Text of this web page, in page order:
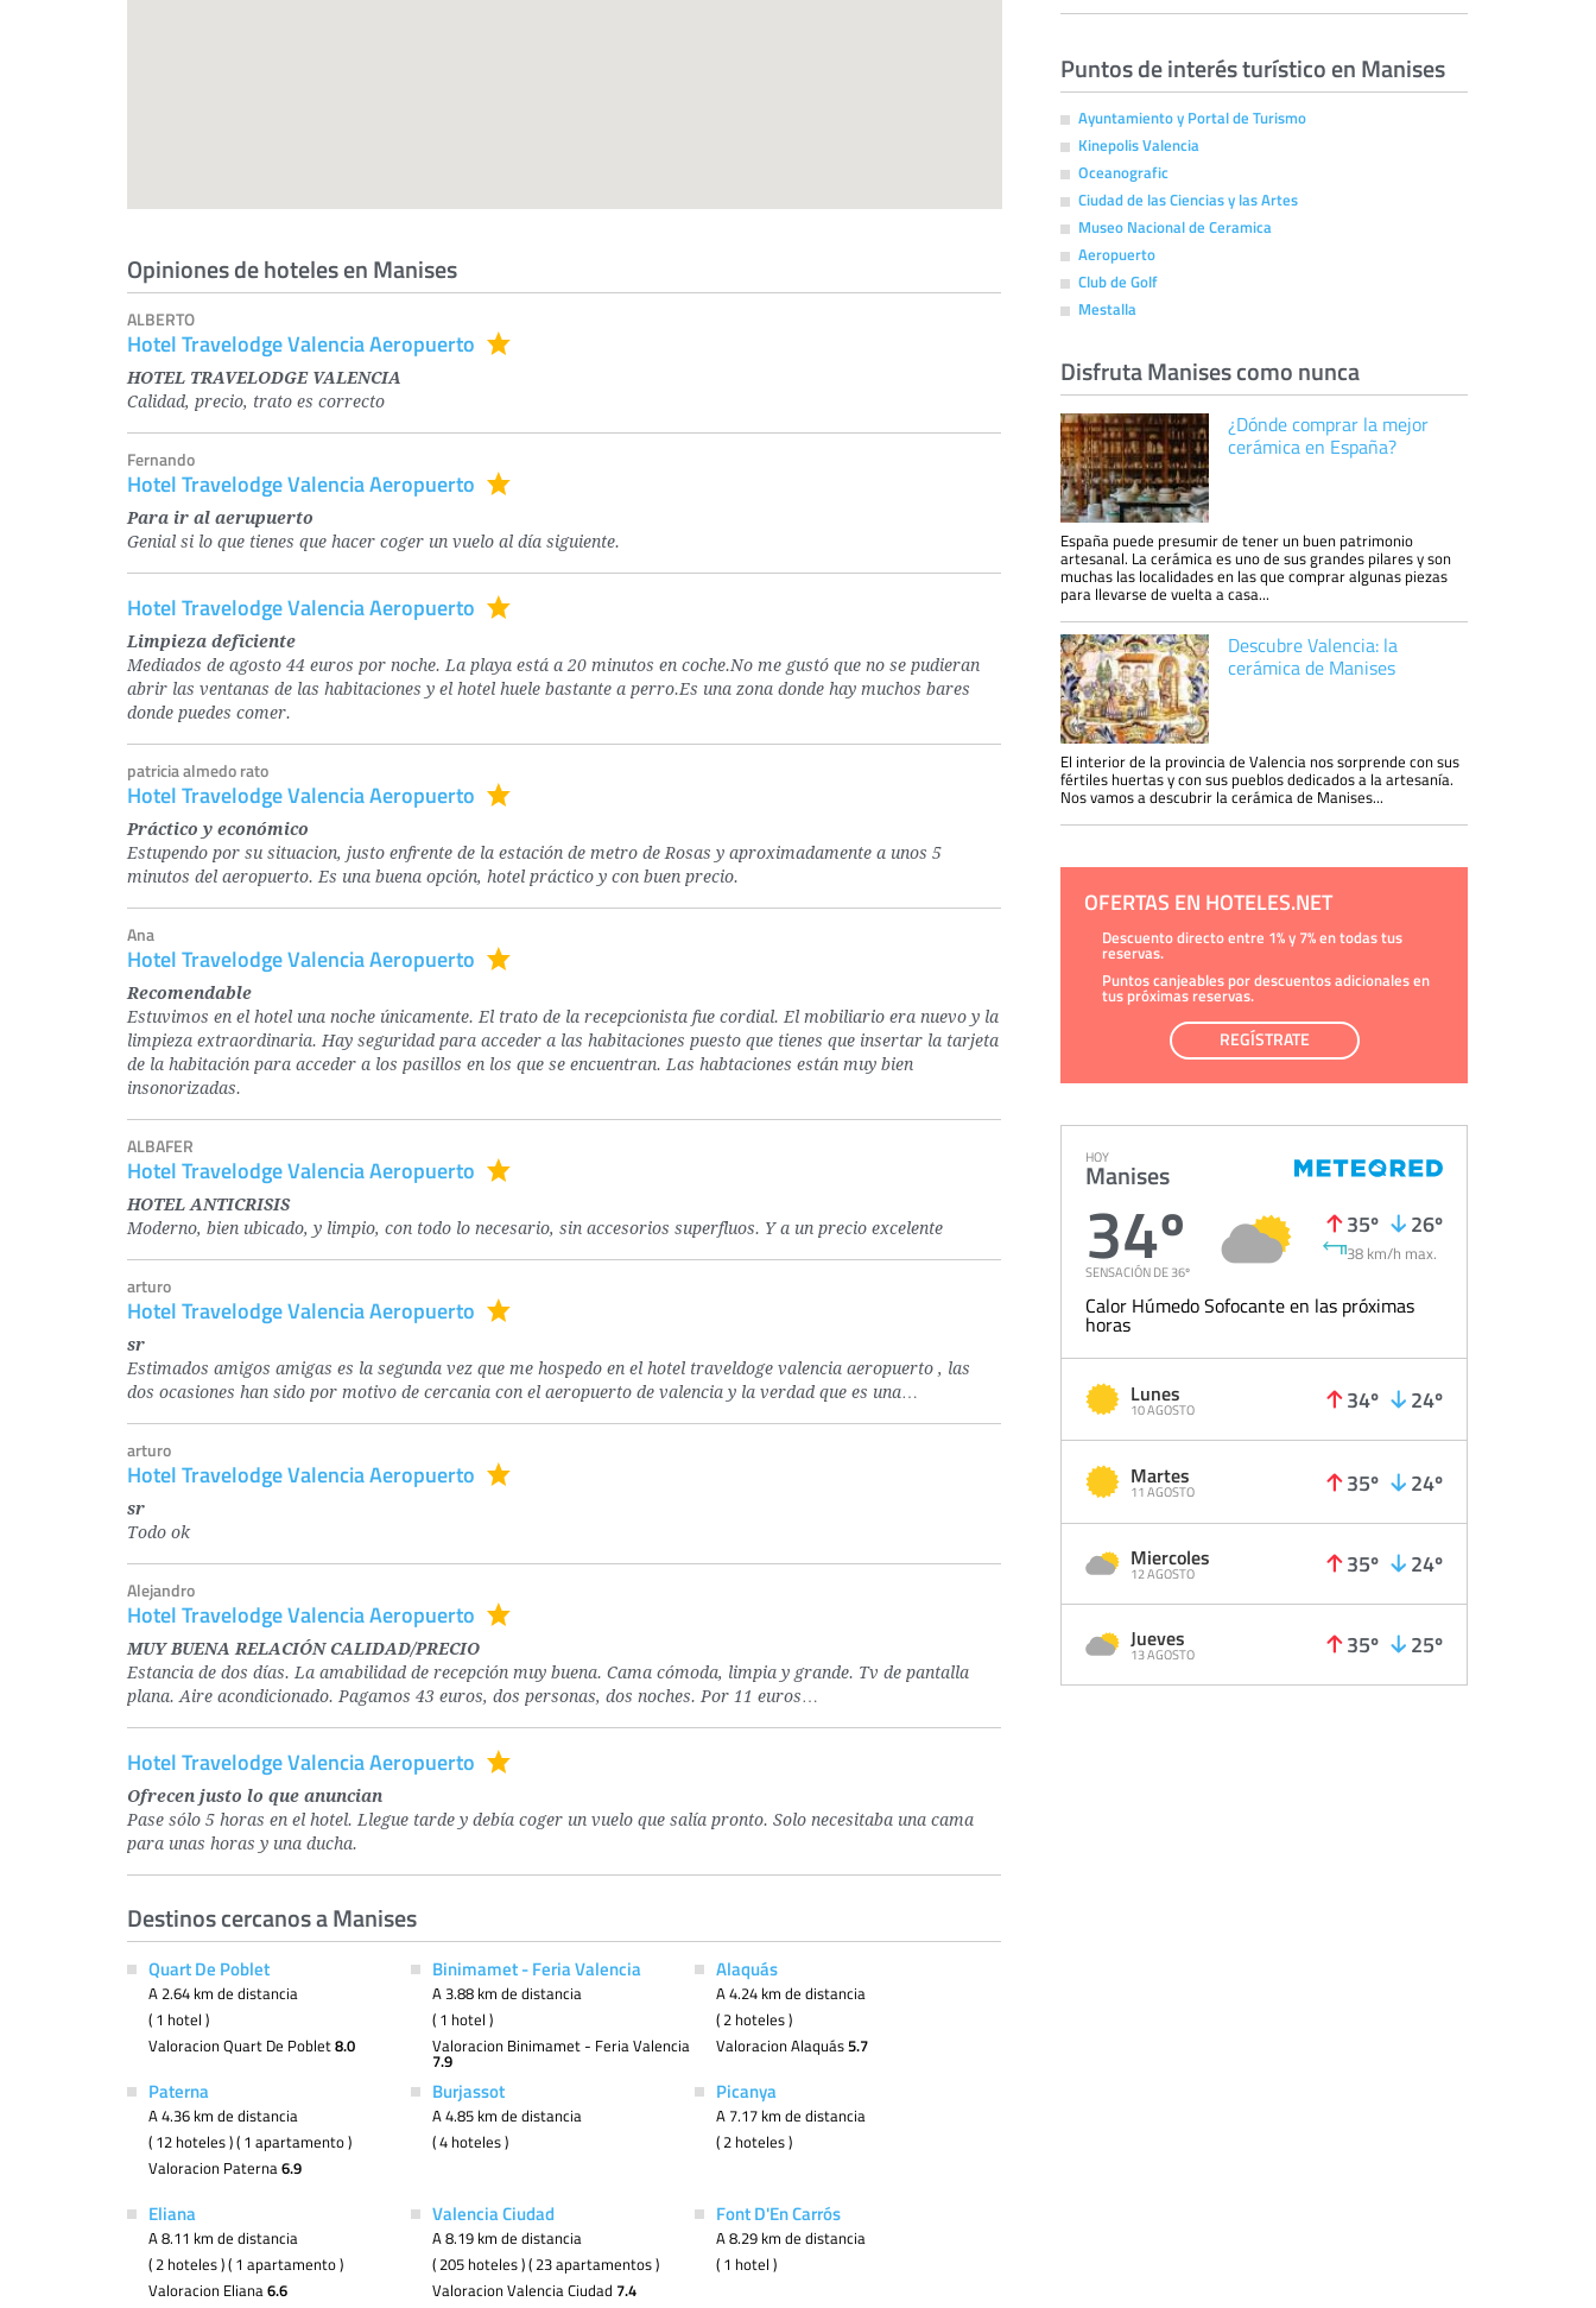
Opiniones de hoteles en Manises
ALBERTO
Hotel Travelodge Valencia Aeropuerto
HOTEL TRAVELODGE VALENCIA
Calidad, precio, trato es correcto
Fernando
Hotel Travelodge Valencia Aeropuerto
Para ir al aerupuerto
Genial si lo que tienes que hacer coger un vuelo al día siguiente.
Hotel Travelodge Valencia Aeropuerto
Limpieza deficiente
Mediados de agosto 44 euros por noche. La playa está a 20 minutos en coche.No me gustó que no se pudieran
abrir las ventanas de las habitaciones y el hotel huele bastante a perro.Es una zona donde hay muchos bares
donde puedes comer.
patricia almedo rato
Hotel Travelodge Valencia Aeropuerto
Práctico y económico
Estupendo por su situacion, justo enfrente de la estación de metro de Rosas y aproximadamente a unos 5
minutos del aeropuerto. Es una buena opción, hotel práctico y con buen precio.
Ana
Hotel Travelodge Valencia Aeropuerto
Recomendable
Estuvimos en el hotel una noche únicamente. El trato de la recepcionista fue cordial. El mobiliario era nuevo y la
limpieza extraordinaria. Hay seguridad para acceder a las habitaciones puesto que tienes que insertar la tarjeta
de la habitación para acceder a los pasillos en los que se encuentran. Las habtaciones están muy bien
insonorizadas.
ALBAFER
Hotel Travelodge Valencia Aeropuerto
HOTEL ANTICRISIS
Moderno, bien ubicado, y limpio, con todo lo necesario, sin accesorios superfluos. Y a un precio excelente
arturo
Hotel Travelodge Valencia Aeropuerto
sr
Estimados amigos amigas es la segunda vez que me hospedo en el hotel traveldoge valencia aeropuerto , las
dos ocasiones han sido por motivo de cercania con el aeropuerto de valencia y la verdad que es una…
arturo
Hotel Travelodge Valencia Aeropuerto
sr
Todo ok
Alejandro
Hotel Travelodge Valencia Aeropuerto
MUY BUENA RELACIÓN CALIDAD/PRECIO
Estancia de dos días. La amabilidad de recepción muy buena. Cama cómoda, limpia y grande. Tv de pantalla
plana. Aire acondicionado. Pagamos 43 euros, dos personas, dos noches. Por 11 euros…
Hotel Travelodge Valencia Aeropuerto
Ofrecen justo lo que anuncian
Pase sólo 5 horas en el hotel. Llegue tarde y debía coger un vuelo que salía pronto. Solo necesitaba una cama
para unas horas y una ducha.
Destinos cercanos a Manises
Quart De Poblet
A 2.64 km de distancia
( 1 hotel )
Valoracion Quart De Poblet8.0
Binimamet - Feria Valencia
A 3.88 km de distancia
( 1 hotel )
Valoracion Binimamet - Feria Valencia
7.9
Alaquás
A 4.24 km de distancia
( 2 hoteles )
Valoracion Alaquás5.7
Paterna
A 4.36 km de distancia
( 12 hoteles ) ( 1 apartamento )
Valoracion Paterna6.9
Burjassot
A 4.85 km de distancia
( 4 hoteles )
Picanya
A 7.17 km de distancia
( 2 hoteles )
Eliana
A 8.11 km de distancia
( 2 hoteles ) ( 1 apartamento )
Valoracion Eliana6.6
Valencia Ciudad
A 8.19 km de distancia
( 205 hoteles ) ( 23 apartamentos )
Valoracion Valencia Ciudad 7.4
Font D'En Carrós
A 8.29 km de distancia
( 1 hotel )
Puntos de interés turístico en Manises
Ayuntamiento y Portal de Turismo
Kinepolis Valencia
Oceanografic
Ciudad de las Ciencias y las Artes
Museo Nacional de Ceramica
Aeropuerto
Club de Golf
Mestalla
Disfruta Manises como nunca
¿Dónde comprar la mejor
cerámica en España?
España puede presumir de tener un buen patrimonio
artesanal. La cerámica es uno de sus grandes pilares y son
muchas las localidades en las que comprar algunas piezas
para llevarse de vuelta a casa...
Descubre Valencia: la
cerámica de Manises
El interior de la provincia de Valencia nos sorprende con sus
fértiles huertas y con sus pueblos dedicados a la artesanía.
Nos vamos a descubrir la cerámica de Manises...
OFERTAS EN HOTELES.NET
Descuento directo entre 1% y 7% en todas tus
reservas.
Puntos canjeables por descuentos adicionales en
tus próximas reservas.
REGÍSTRATE
HOY
Manises
34º
SENSACIÓN DE 36º
35º 26º
38 km/h max.
Calor Húmedo Sofocante en las próximas
horas
Lunes
10 AGOSTO 34º 24º
Martes
11 AGOSTO 35º 24º
Miercoles
12 AGOSTO 35º 24º
Jueves
13 AGOSTO 35º 25º